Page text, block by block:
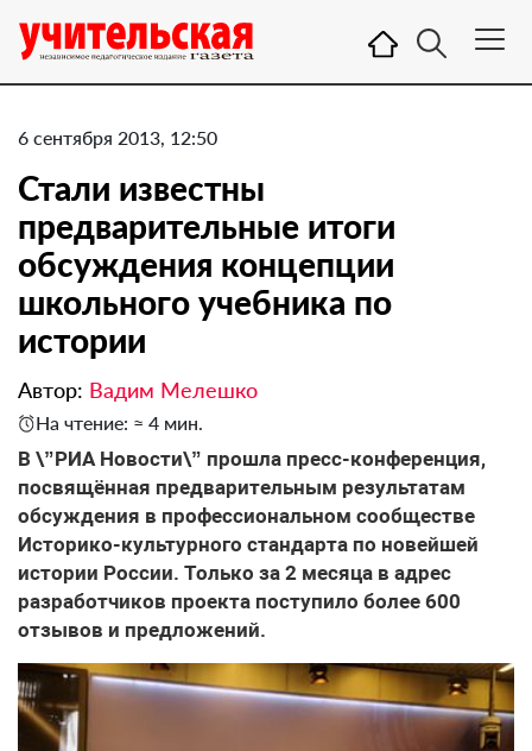
6 сентября 2013, 12:50
Стали известны
предварительные итоги
обсуждения концепции
школьного учебника по
истории
Автор: Вадим Мелешко
На чтение: ≈ 4 мин.
В \”РИА Новости\” прошла пресс-конференция,
посвящённая предварительным результатам
обсуждения в профессиональном сообществе
Историко-культурного стандарта по новейшей
истории России. Только за 2 месяца в адрес
разработчиков проекта поступило более 600
отзывов и предложений.